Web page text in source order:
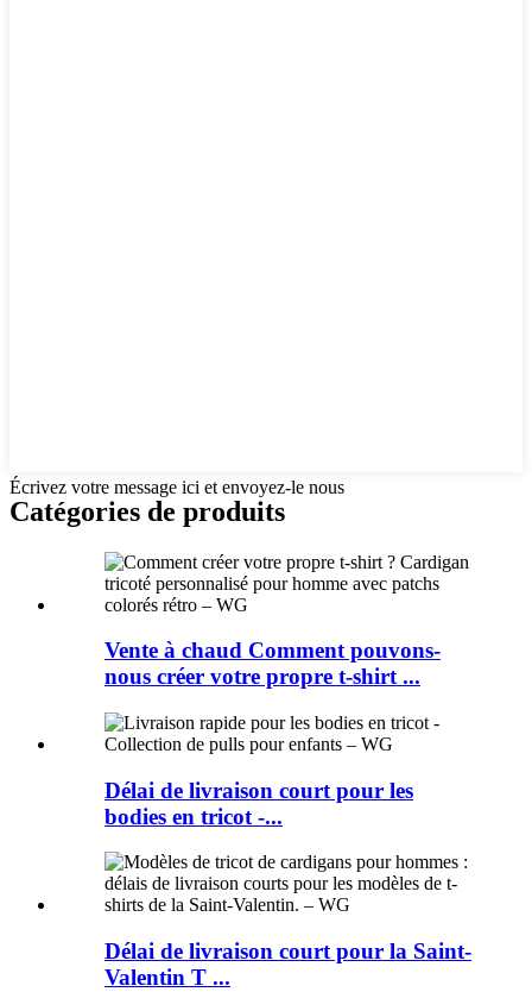
Écrivez votre message ici et envoyez-le nous
Catégories de produits
Vente à chaud Comment pouvons-
nous créer votre propre t-shirt ...
Délai de livraison court pour les
bodies en tricot -...
Délai de livraison court pour la Saint-
Valentin T ...